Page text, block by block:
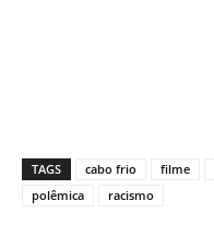
TAGS cabo frio filme
polêmica
racismo